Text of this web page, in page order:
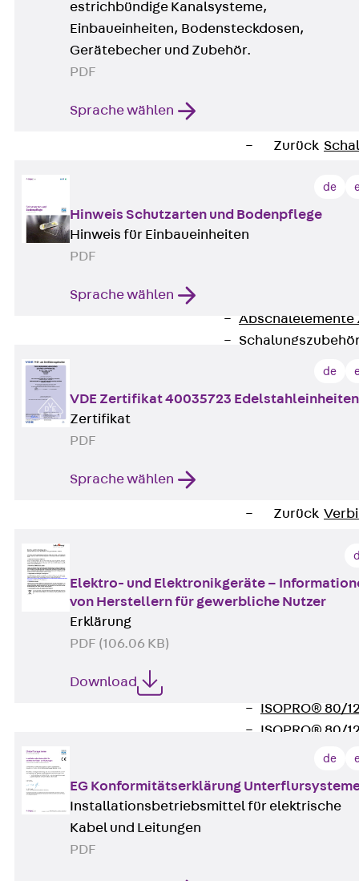
Zurück
Schalrohre
Abschalelemente
Dorne
Zurück
Wärmedämmung
Zurück
ISOPRO® 80/
ISOPRO® 80/
ISOMUR®
estrichbündige Kanalsysteme,
Einbaueinheiten, Bodensteckdosen,
Gerätebecher und Zubehör.
PDF
Sprache wählen
de
Hinweis Schutzarten und Bodenpflege
Hinweis für Einbaueinheiten
PDF
Sprache wählen
de
VDE Zertifikat 40035723 Edelstahleinheiten
Zertifikat
PDF
Sprache wählen
Elektro- und Elektronikgeräte –
von Herstellern für gewerbliche Nutzer
Erklärung
PDF (106.06 KB)
Download
de
EG Konformitätserklärung
Installationsbetriebsmittel für elektrische
Kabel und Leitungen
PDF